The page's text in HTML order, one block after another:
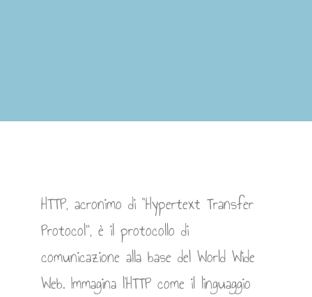
HTTP, acronimo di “Hypertext Transfer
Protocol”, è il protocollo di
comunicazione alla base del World Wide
Web. Immagina l’HTTP come il linguaggio